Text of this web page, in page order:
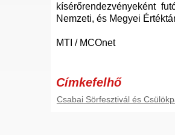
kísérőrendezvényeként
Nemzeti, és Megyei
MTI / MCOnet
Címkefelhő
Csabai Sörfesztivál és